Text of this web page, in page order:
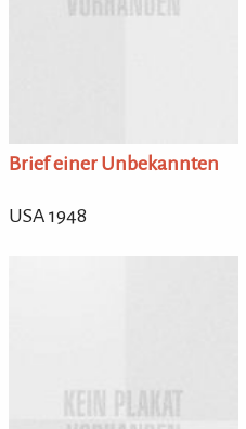
Brief einer Unbekannten
USA 1948